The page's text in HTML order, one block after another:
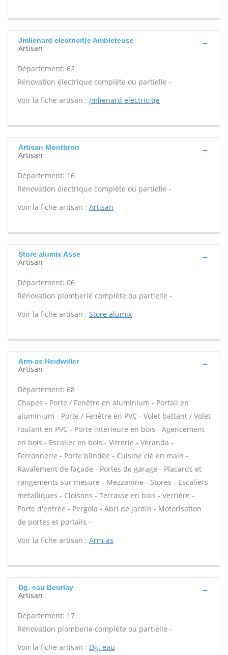
Jmlienard electricit(e Ambleteuse
Artisan
Département: 62
Rénovation électrique complète ou partielle -
Voir la fiche artisan : Jmlienard electricit(e
Artisan Montbron
Artisan
Département: 16
Rénovation électrique complète ou partielle -
Voir la fiche artisan : Artisan
Store alumix Asse
Artisan
Département: 06
Rénovation plomberie complète ou partielle -
Voir la fiche artisan : Store alumix
Arm-as Heidwiller
Artisan
Département: 68
Chapes - Porte / Fenêtre en aluminium - Portail en
aluminium - Porte / Fenêtre en PVC - Volet battant / Volet
roulant en PVC - Porte intérieure en bois - Agencement
en bois - Escalier en bois - Vitrerie - Véranda -
Ferronnerie - Porte blindée - Cuisine clé en main -
Ravalement de façade - Portes de garage - Placards et
rangements sur mesure - Mezzanine - Stores - Escaliers
métalliques - Cloisons - Terrasse en bois - Verrière -
Porte d'entrée - Pergola - Abri de jardin - Motorisation
de portes et portails -
Voir la fiche artisan : Arm-as
Dg. eau Beurlay
Artisan
Département: 17
Rénovation plomberie complète ou partielle -
Voir la fiche artisan : Dg. eau